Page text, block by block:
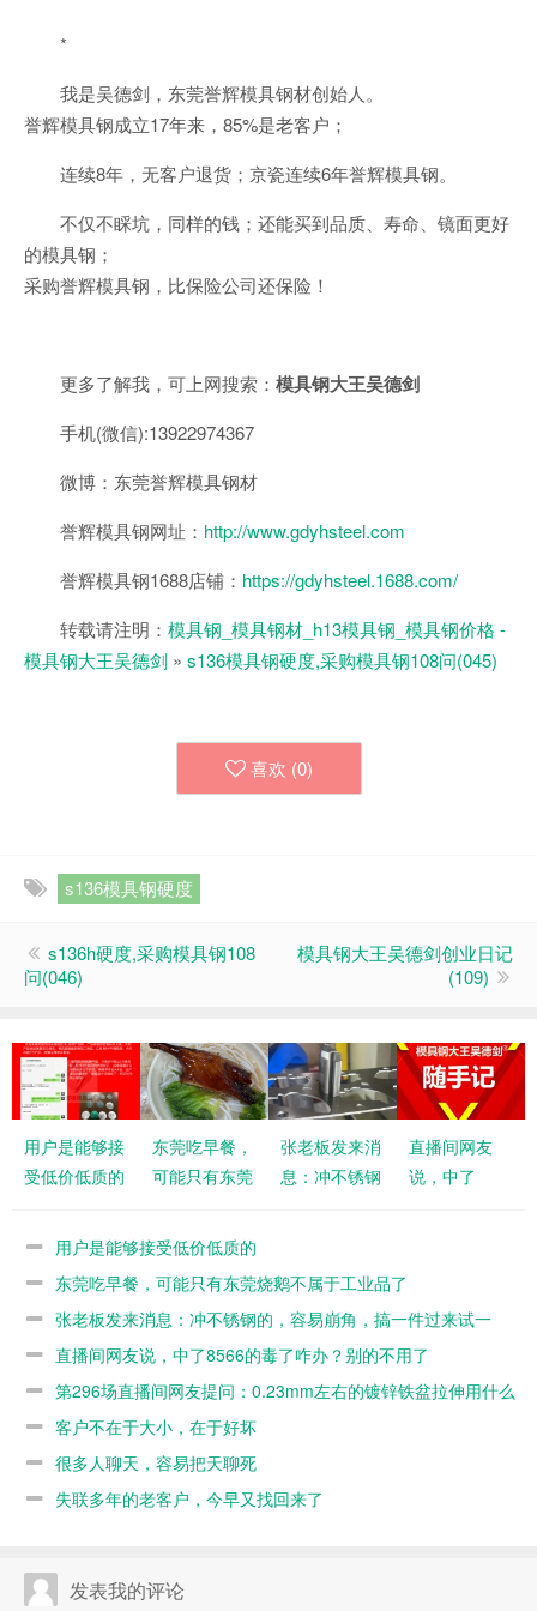
*
我是吴德剑，东莞誉辉模具钢材创始人。
誉辉模具钢成立17年来，85%是老客户；
连续8年，无客户退货；京瓷连续6年誉辉模具钢。
不仅不睬坑，同样的钱；还能买到品质、寿命、镜面更好
的模具钢；
采购誉辉模具钢，比保险公司还保险！
更多了解我，可上网搜索： 模具钢大王吴德剑
手机(微信):13922974367
微博：东莞誉辉模具钢材
誉辉模具钢网址： http://www.gdyhsteel.com
誉辉模具钢1688店铺： https://gdyhsteel.1688.com/
转载请注明： 模具钢_模具钢材_h13模具钢_模具钢价格 -
模具钢大王吴德剑 » s136模具钢硬度,采购模具钢108问(045)
喜欢 (0)
s136模具钢硬度
s136h硬度,采购模具钢108
问(046)
模具钢大王吴德剑创业日记
(109)
用户是能够接
受低价低质的
东莞吃早餐，
可能只有东莞
业品了
张老板发来消
息：冲不锈钢
直播间网友
说，中了
用户是能够接受低价低质的
东莞吃早餐，可能只有东莞烧鹅不属于工业品了
张老板发来消息：冲不锈钢的，容易崩角，搞一件过来试一
下 直播间网友说，中了8566的毒了咋办？别的不用了
第296场直播间网友提问：0.23mm左右的镀锌铁盆拉伸用什么
模具料？
客户不在于大小，在于好坏
很多人聊天，容易把天聊死
失联多年的老客户，今早又找回来了
发表我的评论